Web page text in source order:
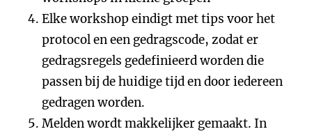
Elke workshop eindigt met tips voor het
protocol en een gedragscode, zodat er
gedragsregels gedefinieerd worden die
passen bij de huidige tijd en door iedereen
gedragen worden.
Melden wordt makkelijker gemaakt. In